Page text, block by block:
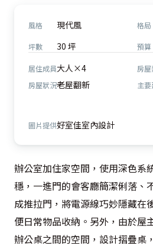
風格 現代風 格局
坪數 30 坪 預算
居住成員大人×4 房屋
房屋狀況老屋翻新 主
圖片提供好室佳室內設計
辦公室加住家空間，使用深色系
穩，一進門的會客廳簡潔俐落、
成推拉門，將電源線巧妙隱藏在
便日常物品收納。另外，由於屋
辦公桌之間的空間，設計摺疊桌